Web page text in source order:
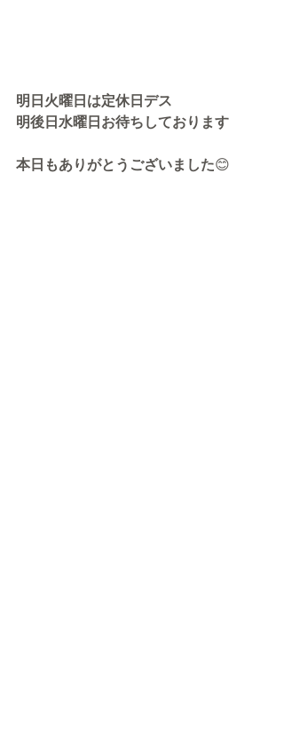
明日火曜日は定休日デス
明後日水曜日お待ちしております
本日もありがとうございました😊